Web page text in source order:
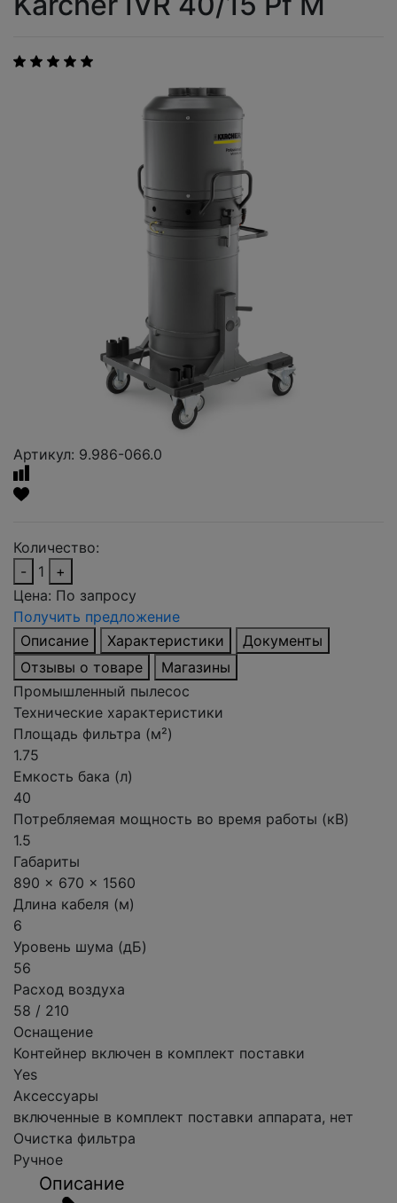
Артикул: 9.986-066.0
Количество:
-
1
+
Цена: По запросу
Получить предложение
Описание
Характеристики
Документы
Отзывы о товаре
Магазины
Промышленный пылесос
Технические характеристики
Площадь фильтра (м²)
1.75
Емкость бака (л)
40
Потребляемая мощность во время работы (кВ)
1.5
Габариты
890 x 670 x 1560
Длина кабеля (м)
6
Уровень шума (дБ)
56
Расход воздуха
58 / 210
Оснащение
Контейнер включен в комплект поставки
Yes
Аксессуары
включенные в комплект поставки аппарата, нет
Очистка фильтра
Ручное
Описание